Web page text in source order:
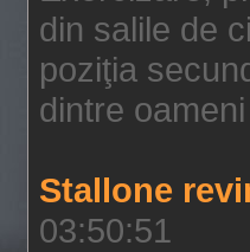
din salile de
poziţia
dintre
Stallone
03:50:51